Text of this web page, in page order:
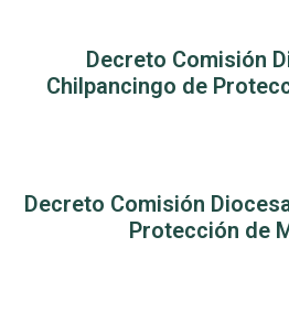
Decreto Comisión
Chilpancingo de
Decreto Comisión
Protección de